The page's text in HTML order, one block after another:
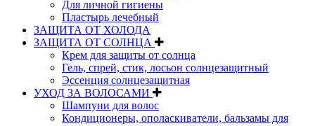
Для личной гигиены
Пластырь лечебный
ЗАЩИТА ОТ ХОЛОДА
ЗАЩИТА ОТ СОЛНЦА
Крем для защиты от солнца
Гель, спрей, стик, лосьон солнцезащитный
Эссенция солнцезащитная
УХОД ЗА ВОЛОСАМИ
Шампуни для волос
Кондиционеры, ополаскиватели, бальзамы для